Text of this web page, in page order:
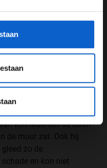
zijn gecrasht in Q3 en
verloor Lewis Hamilton
hij, na een tripje
en ging na
de schade. Het werd
kon iedereen de baan
de muur zat. Ook hij
zo de
en kon niet
-bescherming.